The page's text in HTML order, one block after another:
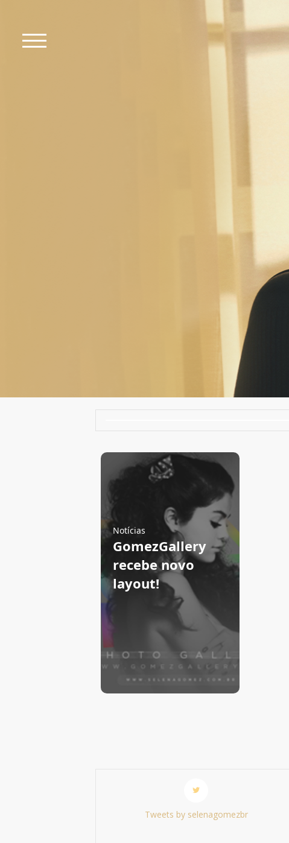
Notícias
GomezGallery
recebe novo
layout!
Tweets by selenagomezbr